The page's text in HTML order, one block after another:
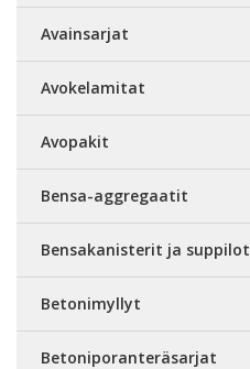
Avainsarjat
Avokelamitat
Avopakit
Bensa-aggregaatit
Bensakanisterit ja suppilot
Betonimyllyt
Betoniporanteräsarjat